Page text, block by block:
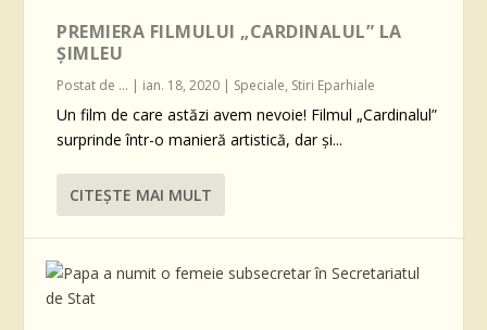
PREMIERA FILMULUI „CARDINALUL” LA
ȘIMLEU
Postat de ... | ian. 18, 2020 | Speciale, Stiri Eparhiale
Un film de care astăzi avem nevoie! Filmul „Cardinalul”
surprinde într-o manieră artistică, dar și...
CITEŞTE MAI MULT